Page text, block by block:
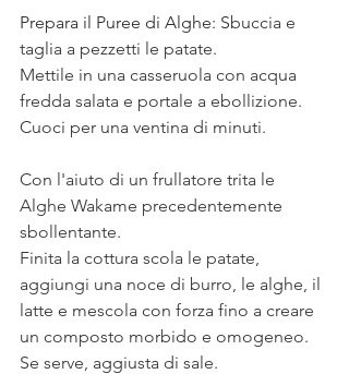
Prepara il Puree di Alghe: Sbuccia e
taglia a pezzetti le patate.
Mettile in una casseruola con acqua
fredda salata e portale a ebollizione.
Cuoci per una ventina di minuti.
Con l'aiuto di un frullatore trita le
Alghe Wakame precedentemente
sbollentante.
Finita la cottura scola le patate,
aggiungi una noce di burro, le alghe, il
latte e mescola con forza fino a creare
un composto morbido e omogeneo.
Se serve, aggiusta di sale.